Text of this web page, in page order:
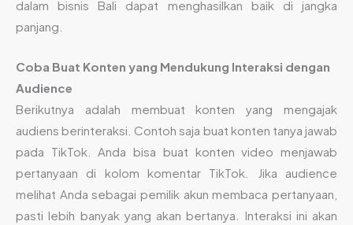
dalam bisnis Bali dapat menghasilkan baik di jangka
panjang.
Coba Buat Konten yang Mendukung Interaksi dengan
Audience
Berikutnya adalah membuat konten yang mengajak
audiens berinteraksi. Contoh saja buat konten tanya jawab
pada TikTok. Anda bisa buat konten video menjawab
pertanyaan di kolom komentar TikTok. Jika audience
melihat Anda sebagai pemilik akun membaca pertanyaan,
pasti lebih banyak yang akan bertanya. Interaksi ini akan